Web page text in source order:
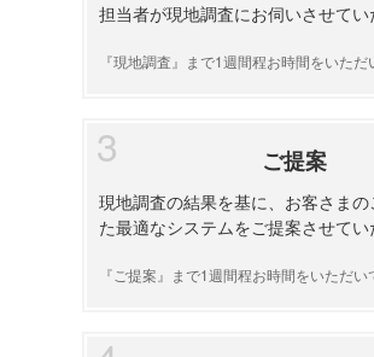
担当者が現地調査にお伺いさせてい
『現地調査』まで1週間程お時間をいただ
ご提案
現地調査の結果を基に、お客さま
た最適なシステムをご提案させてい
『ご提案』まで1週間程お時間をいただい